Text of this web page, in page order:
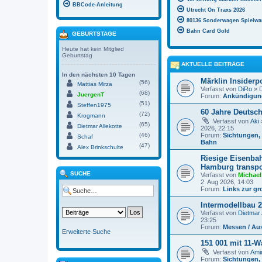
Utrecht On Traxs 2026
80136 Sonderwagen
Bahn Card Gold
AKTUELLE BEITRÄGE
Märklin
Verfasst von DiRo »
Forum:
60 Jahre
Verfasst von Aki
2026, 22:15
Forum: Sichtungen,
Bahn
Riesige
Hamburg
Verfasst von
2. Aug 2026, 14:03
Forum: Links zur
Intermodellbau
Verfasst von Dietmar
23:25
Forum: Messen /
151 001 mit 11-
Verfasst von
Forum: Sichtungen,
BBCode-Anleitung
GEBURTSTAGE
Heute hat kein Mitglied
Geburtstag
In den nächsten 10 Tagen
Mattias Mirza
(56)
JuergenT
(68)
Steffen1975
(51)
Krogmann
(72)
Dietmar Allekotte
(65)
Schaf
(46)
Alex Brinkschulte
(47)
SUCHE
Erweiterte Suche